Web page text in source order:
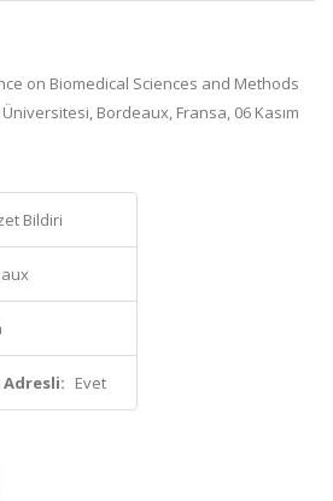
on Biomedical Sciences and Methods
Bordeaux, Fransa, 06 Kasım
Bildiri
Evet